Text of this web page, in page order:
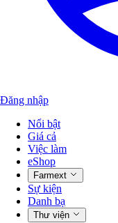
Đăng nhập
Nổi bật
Giá cả
Việc làm
eShop
Farmext
Sự kiện
Danh bạ
Thư viện